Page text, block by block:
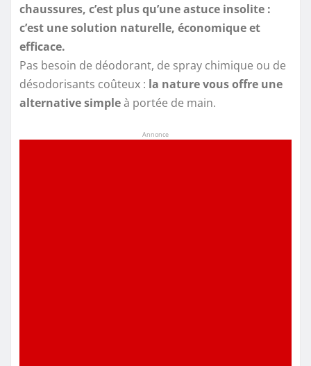
chaussures, c’est plus qu’une astuce insolite :
c’est une solution naturelle, économique et
efficace.
Pas besoin de déodorant, de spray chimique ou de
désodorisants coûteux : la nature vous offre une
alternative simpleà portée de main.
Annonce